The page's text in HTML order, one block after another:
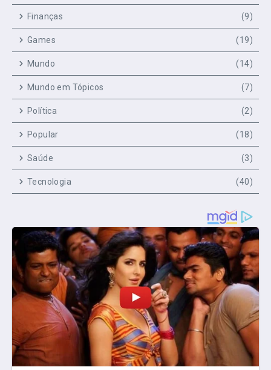
Finanças (9)
Games (19)
Mundo (14)
Mundo em Tópicos (7)
Política (2)
Popular (18)
Saúde (3)
Tecnologia (40)